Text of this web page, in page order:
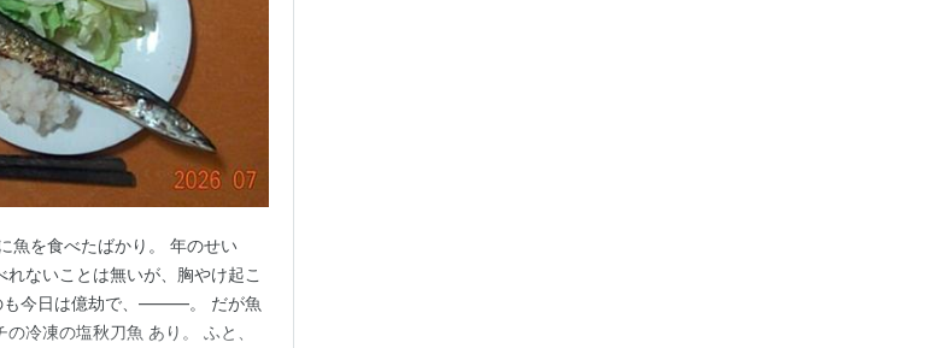
魚を食べたばかり。 年のせい
ないことは無いが、胸やけ起こ
も今日は億劫で、―――。 だが魚
冷凍の塩秋刀魚 あり。 ふと、